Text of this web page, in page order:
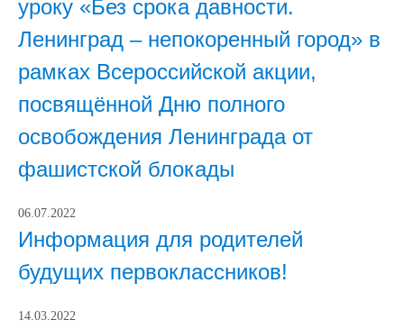
уроку «Без срока давности.
Ленинград – непокоренный город» в
рамках Всероссийской акции,
посвящённой Дню полного
освобождения Ленинграда от
фашистской блокады
06.07.2022
Информация для родителей
будущих первоклассников!
14.03.2022